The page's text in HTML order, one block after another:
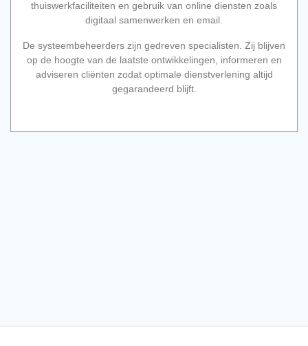
thuiswerkfaciliteiten en gebruik van online diensten zoals
digitaal samenwerken en email.
De systeembeheerders zijn gedreven specialisten. Zij blijven
op de hoogte van de laatste ontwikkelingen, informeren en
adviseren cliënten zodat optimale dienstverlening altijd
gegarandeerd blijft.